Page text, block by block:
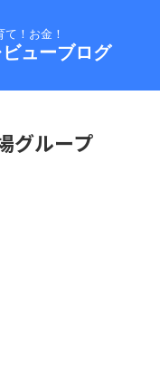
！お金！
ビューブログ
グループ